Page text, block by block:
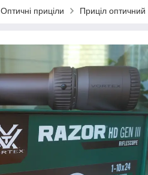
Оптичні приціли Приціл